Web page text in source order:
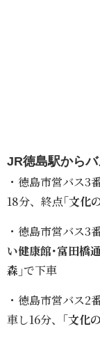
JR徳島駅からバ
・徳島市営バス3
18分、終点｢文化
・徳島市営バス3
い健康館･富田橋
森｣で下車
・徳島市営バス2
車し16分、 ｢文化